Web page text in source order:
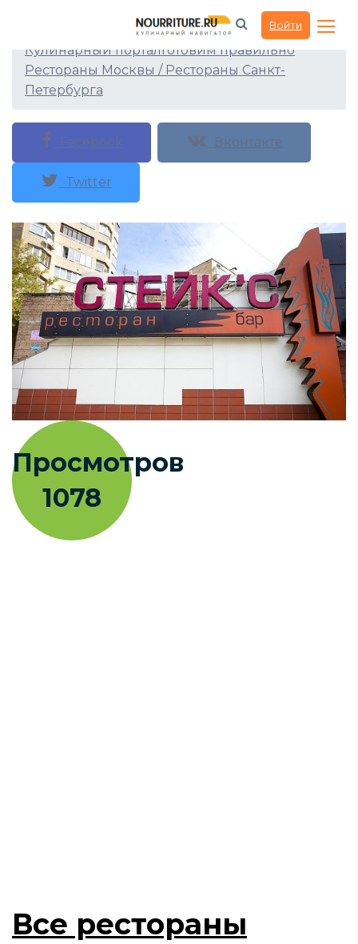
Войти
Ресторан Стейкs
Кулинарный порталГотовим правильно
Рестораны Москвы / Рестораны Санкт-
Петербурга
Facebook Вконтакте
Twitter
Просмотров
1078
Все рестораны